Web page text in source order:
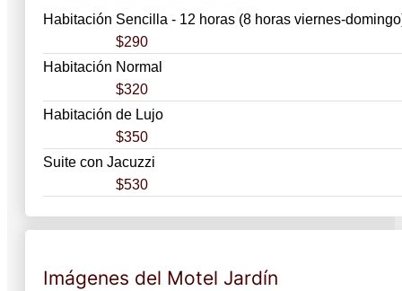
Habitación Sencilla - 12 horas (8 horas viernes-
$290
Habitación Normal
$320
Habitación de Lujo
$350
Suite con Jacuzzi
$530
Imágenes del Motel Jardín